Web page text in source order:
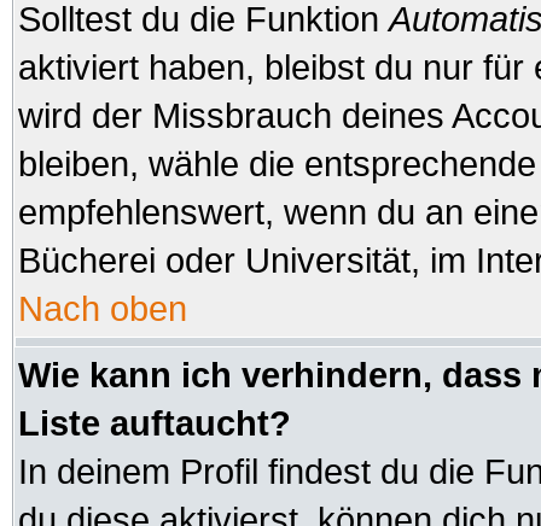
Solltest du die Funktion
aktiviert haben, bleibst du nur
wird der Missbrauch deines
bleiben, wähle die
empfehlenswert, wenn du an
Bücherei oder Universität, im
Nach oben
Wie kann ich verhindern, dass
Liste auftaucht?
In deinem Profil findest du die